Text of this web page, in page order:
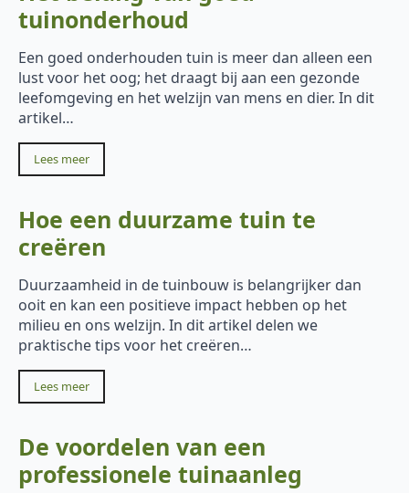
tuinonderhoud
Een goed onderhouden tuin is meer dan alleen een
lust voor het oog; het draagt bij aan een gezonde
leefomgeving en het welzijn van mens en dier. In dit
artikel…
Lees meer
Hoe een duurzame tuin te
creëren
Duurzaamheid in de tuinbouw is belangrijker dan
ooit en kan een positieve impact hebben op het
milieu en ons welzijn. In dit artikel delen we
praktische tips voor het creëren…
Lees meer
De voordelen van een
professionele tuinaanleg